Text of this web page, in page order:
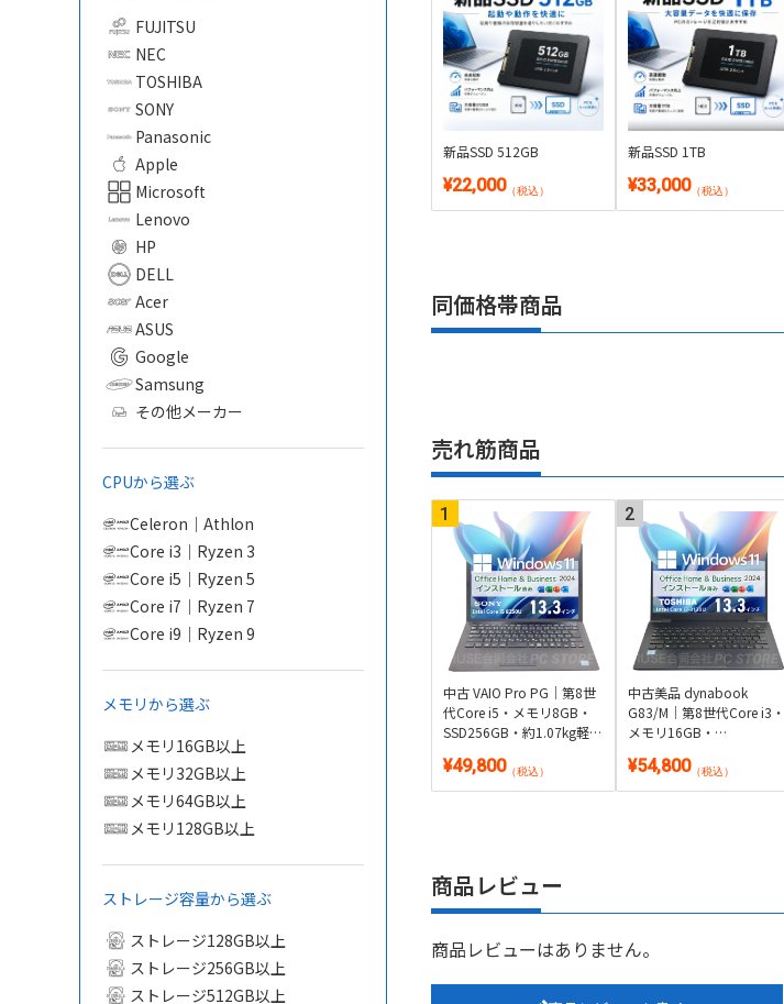
FUJITSU
NEC
TOSHIBA
SONY
Panasonic
Apple
Microsoft
Lenovo
HP
DELL
Acer
ASUS
Google
Samsung
その他メーカー
CPUから選ぶ
Celeron｜Athlon
Core i3｜Ryzen 3
Core i5｜Ryzen 5
Core i7｜Ryzen 7
Core i9｜Ryzen 9
メモリから選ぶ
メモリ16GB以上
メモリ32GB以上
メモリ64GB以上
メモリ128GB以上
ストレージ容量から選ぶ
ストレージ128GB以上
ストレージ256GB以上
ストレージ512GB以上
新品SSD 512GB
¥22,000（税込）
新品SSD 1TB
¥33,000（税込）
同価格帯商品
売れ筋商品
中古 VAIO Pro PG｜第8世
代Core i5・メモリ8GB・
SSD256GB・約1.07kg軽量
Office 2024付き
¥49,800（税込）
中古美品 dynabook
G83/M｜第8世代Core i3・
メモリ16GB・
量｜Windows 11・
Microsoft Office 2024付き
¥54,800（税込）
商品レビュー
商品レビューはありません。